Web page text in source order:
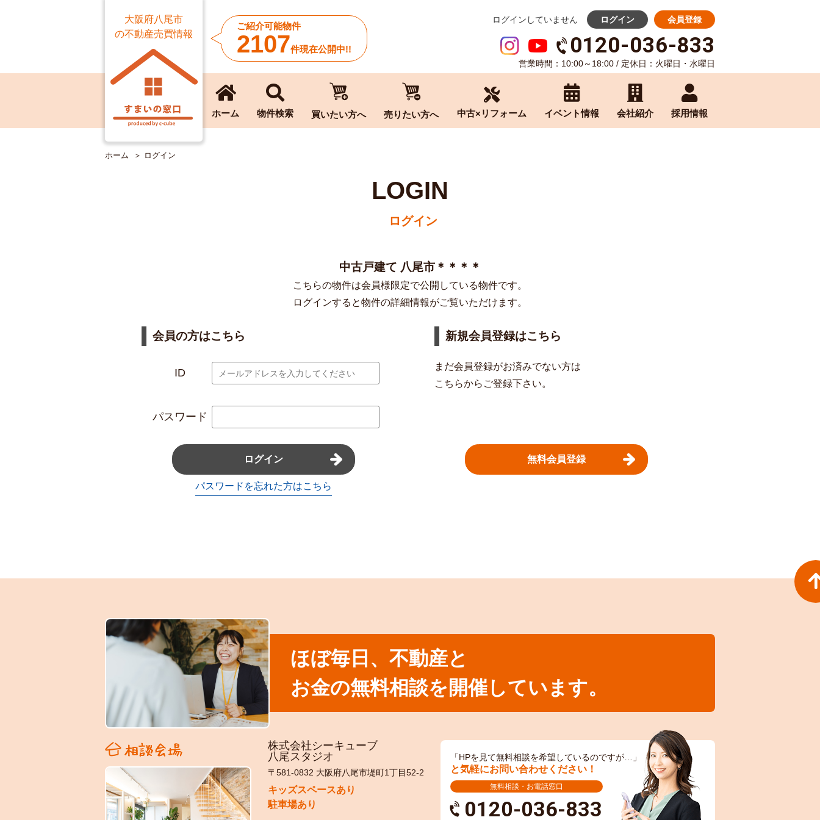
大阪府八尾市
の不動産売買情報
ご紹介可能物件
2107件現在公開中!!
ログインしていません ログイン 会員登録
0120-036-833
営業時間：10:00～18:00 / 定休日：火曜日・水曜日
ホーム 物件検索 買いたい方へ 売りたい方へ 中古×リフォーム イベント情報 会社紹介 採用情報
ホーム ログイン
LOGIN
ログイン
中古戸建て 八尾市＊＊＊＊
こちらの物件は会員様限定で公開している物件です。
ログインすると物件の詳細情報がご覧いただけます。
会員の方はこちら
ID
パスワード
ログイン
パスワードを忘れた方はこちら
新規会員登録はこちら
まだ会員登録がお済みでない方は
こちらからご登録下さい。
無料会員登録
ほぼ毎日、不動産と
お金の無料相談を開催しています。
株式会社シーキューブ
八尾スタジオ
〒581-0832 大阪府八尾市堤町1丁目52-2
キッズスペースあり
駐車場あり
「HPを見て無料相談を希望しているのですが…」
と気軽にお問い合わせください！
無料相談・お電話窓口
0120-036-833